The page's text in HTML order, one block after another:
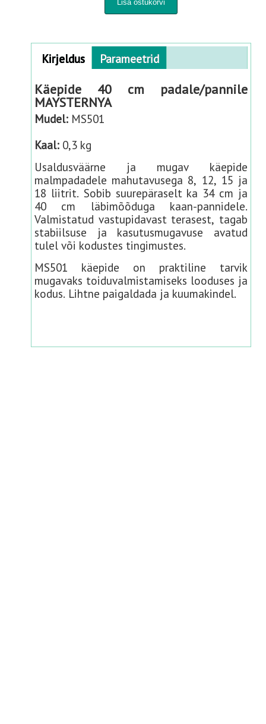
ISTUTUS - ÜMBERISTUTUSPOTID
PANEELAED 3D- 2D
KAUBAD LEMMIKLOOMADELE
Horizontal Tabs
Kirjeldus(
t
i
v
t
a
b
)
Parameetrid
Käepide 40 cm padale/pannile
MAYSTERNYA
Mudel: MS501
Kaal: 0,3 kg
Usaldusväärne ja mugav käepide
malmpadadele mahutavusega 8, 12, 15 ja
18 liitrit. Sobib suurepäraselt ka 34 cm ja
40 cm läbimõõduga kaan-pannidele.
Valmistatud vastupidavast terasest, tagab
stabiilsuse ja kasutusmugavuse avatud
tulel või kodustes tingimustes.
MS501 käepide on praktiline tarvik
mugavaks toiduvalmistamiseks looduses ja
kodus. Lihtne paigaldada ja kuumakindel.